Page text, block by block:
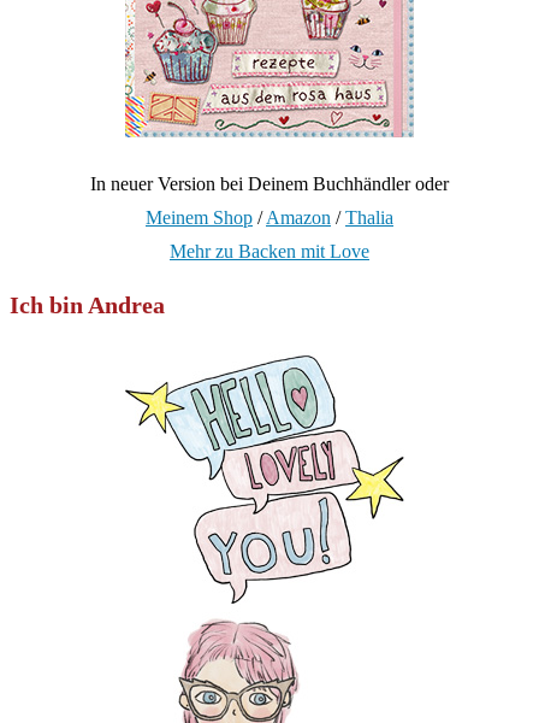
In neuer Version bei Deinem Buchhändler oder
Meinem Shop /Amazon /Thalia
Mehr zu Backen mit Love
Ich bin Andrea